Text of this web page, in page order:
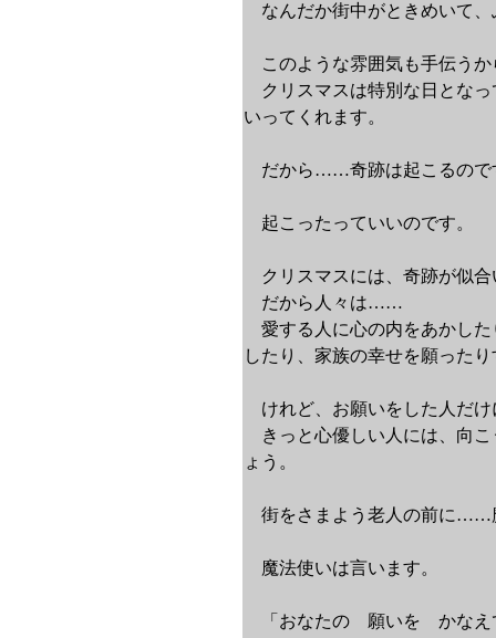
なんだか街中がときめいて、
このような雰囲気も手伝うか
クリスマスは特別な日となっ
いってくれます。
だから……奇跡は起こるので
起こったっていいのです。
クリスマスには、奇跡が似合
だから人々は……
愛する人に心の内をあかした
したり、家族の幸せを願った
けれど、お願いをした人だけ
きっと心優しい人には、向こ
ょう。
街をさまよう老人の前に……
魔法使いは言います。
「おなたの 願いを かなえ